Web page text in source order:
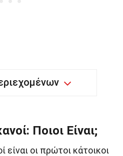
Ποιοι Είναι;
είναι οι πρώτοι κάτοικοι